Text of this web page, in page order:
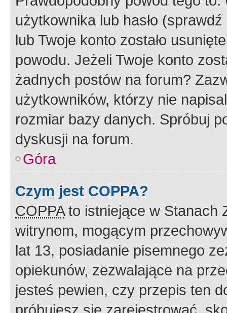
użytkownika lub hasło
lub Twoje konto zostało
powodu. Jeżeli Twoje konto
żadnych postów na forum?
użytkowników, którzy nie
rozmiar bazy danych. Spróbuj
dyskusji na forum.
Góra
Czym jest COPPA?
COPPAto istniejące w Stanach
witrynom, mogącym
lat 13, posiadanie pisemnego
opiekunów, zezwalające na
jesteś pewien, czy przepis ten